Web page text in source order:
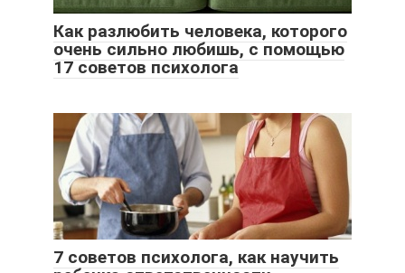
Как разлюбить человека, которого
очень сильно любишь, с помощью
17 советов психолога
7 советов психолога, как научить